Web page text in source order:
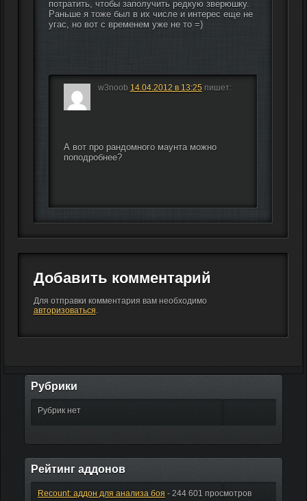
потратить, чтобы заполучить редкую зверюшку.
Раньше я тоже был в их числе и интерес еще не
угас, но вот с временем уже не то =)
w3noob 14.04.2012 в 13:25 пишет:
А вот про рандомного маунта можно
поподробнее?
Добавить комментарий
Для отправки комментария вам необходимо
авторизоваться.
Рубрики
Рубрик нет
Рейтинг аддонов
Recount: аддон для анализа боя - 244 601 просмотров